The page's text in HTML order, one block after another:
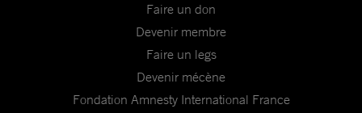
Faire un don
Devenir membre
Faire un legs
Devenir mécène
Fondation Amnesty International France